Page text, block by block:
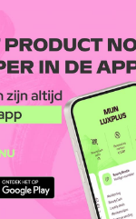
zijn
de normale prijzen.